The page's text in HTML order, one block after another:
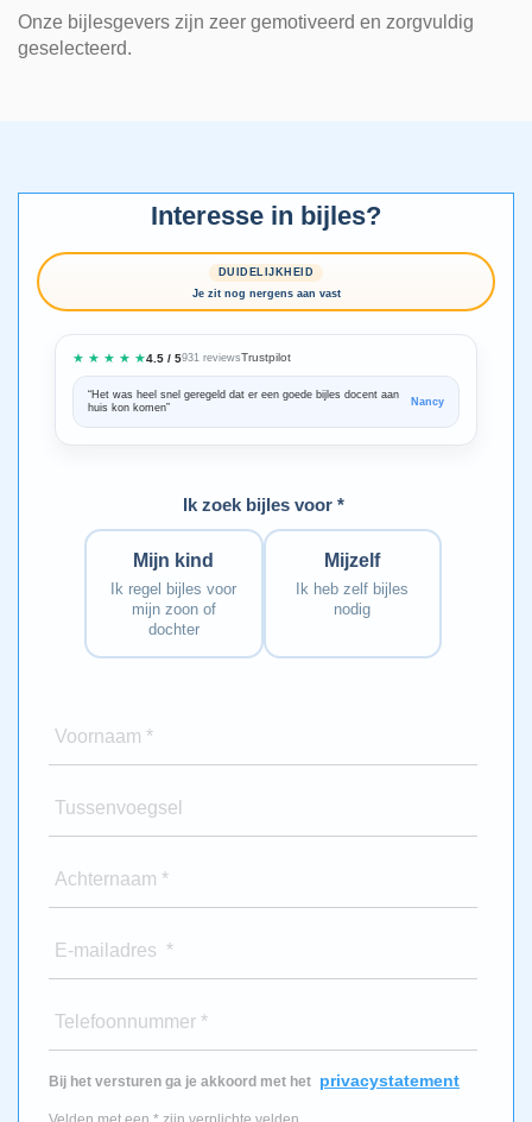
Onze bijlesgevers zijn zeer gemotiveerd en zorgvuldig
geselecteerd.
Interesse in bijles?
DUIDELIJKHEID
Je zit nog nergens aan vast
★ ★ ★ ★ ★4.5 / 5931 reviewsTrustpilot
“Het was heel snel geregeld dat er een goede bijles docent aan
huis kon komen”
Nancy
Ik zoek bijles voor *
Mijn kind
Ik regel bijles voor
mijn zoon of
dochter
Mijzelf
Ik heb zelf bijles
nodig
Voornaam *
Tussenvoegsel
Achternaam *
E-mailadres *
Telefoonnummer *
Bij het versturen ga je akkoord met het privacystatement